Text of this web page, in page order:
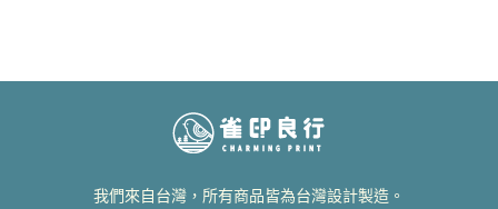
我們來自台灣，所有商品皆為台灣設計製造。